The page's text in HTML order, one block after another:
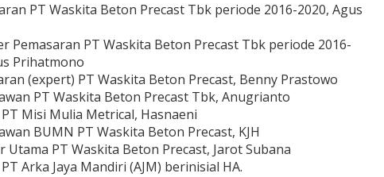
PT Waskita Beton Precast Tbk periode 2016-2020, Agus
Pemasaran PT Waskita Beton Precast Tbk periode 2016-
Prihatmono
(expert) PT Waskita Beton Precast, Benny Prastowo
PT Waskita Beton Precast Tbk, Anugrianto
Misi Mulia Metrical, Hasnaeni
BUMN PT Waskita Beton Precast, KJH
Utama PT Waskita Beton Precast, Jarot Subana
Arka Jaya Mandiri (AJM) berinisial HA.